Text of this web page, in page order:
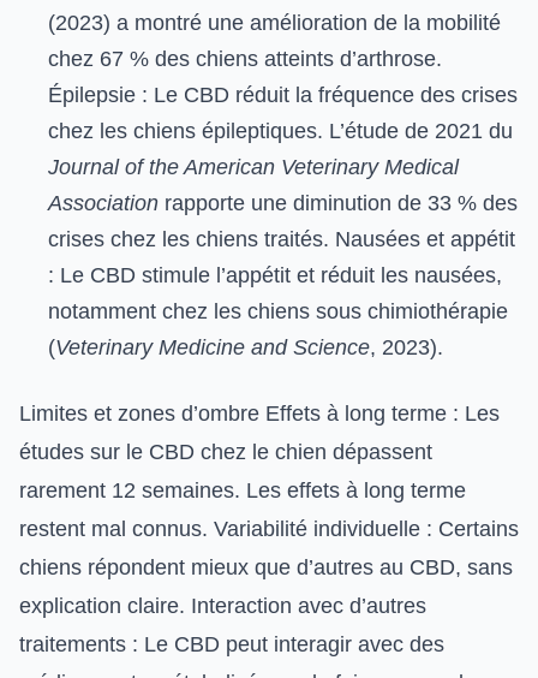
(2023) a montré une amélioration de la mobilité
chez 67 % des chiens atteints d’arthrose.
Épilepsie : Le CBD réduit la fréquence des crises
chez les chiens épileptiques. L’étude de 2021 du
Journal of the American Veterinary Medical
Association rapporte une diminution de 33 % des
crises chez les chiens traités. Nausées et appétit
: Le CBD stimule l’appétit et réduit les nausées,
notamment chez les chiens sous chimiothérapie
(Veterinary Medicine and Science, 2023).
Limites et zones d’ombre Effets à long terme : Les
études sur le CBD chez le chien dépassent
rarement 12 semaines. Les effets à long terme
restent mal connus. Variabilité individuelle : Certains
chiens répondent mieux que d’autres au CBD, sans
explication claire. Interaction avec d’autres
traitements : Le CBD peut interagir avec des